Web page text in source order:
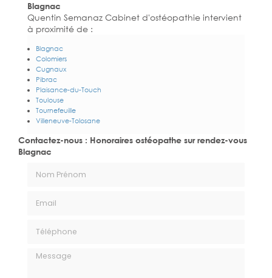
Blagnac
Quentin Semanaz Cabinet d'ostéopathie intervient
à proximité de :
Blagnac
Colomiers
Cugnaux
Pibrac
Plaisance-du-Touch
Toulouse
Tournefeuille
Villeneuve-Tolosane
Contactez-nous : Honoraires ostéopathe sur rendez-vous
Blagnac
Message